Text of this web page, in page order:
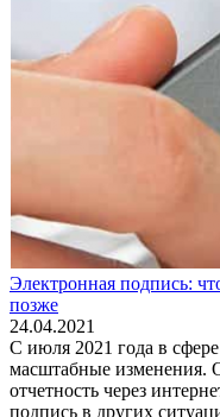
Электронная подпись:
позже
24.04.2021
С июля 2021 года в
масштабные изменения.
отчетность через
подпись в других